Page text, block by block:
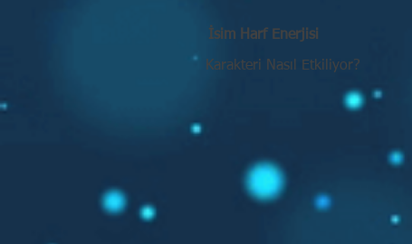
İsim Harf Enerjisi
Karakteri Nasıl Etkiliyor?